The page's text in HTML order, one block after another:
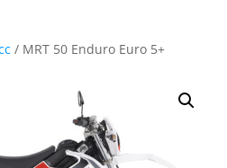
/ MRT 50 Enduro Euro 5+